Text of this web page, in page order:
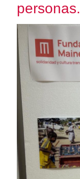
personas.